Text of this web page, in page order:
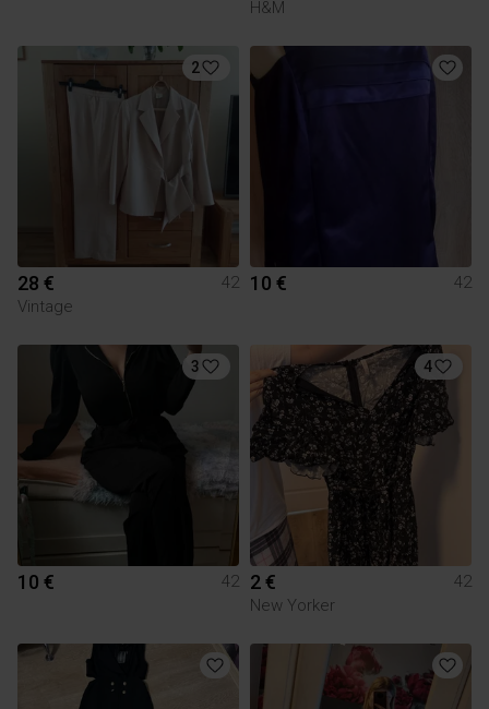
H&M
2
28 €
42
Vintage
10 € 42
3
10 € 42
4
2 €
42
New Yorker